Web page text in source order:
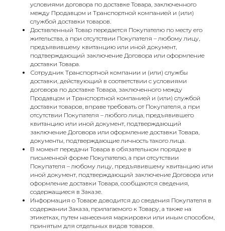
условиями договора по доставке Товара, заключенного
между Продавцом и Транспортной компанией и (или)
службой доставки товаров.
Доставленный Товар передается Покупателю по месту его
жительства, а при отсутствии Покупателя – любому лицу,
предъявившему квитанцию или иной документ,
подтверждающий заключение Договора или оформление
доставки Товара.
Сотрудник Транспортной компании и (или) службы
доставки, действующий в соответствии с условиями
договора по доставке Товара, заключенного между
Продавцом и Транспортной компанией и (или) службой
доставки товаров, вправе требовать от Покупателя, а при
отсутствии Покупателя – любого лица, предъявившего
квитанцию или иной документ, подтверждающий
заключение Договора или оформление доставки Товара,
документы, подтверждающие личность такого лица.
В момент передачи Товара в обязательном порядке в
письменной форме Покупателю, а при отсутствии
Покупателя – любому лицу, предъявившему квитанцию или
иной документ, подтверждающий заключение Договора или
оформление доставки Товара, сообщаются сведения,
содержащиеся в Заказе.
Информация о Товаре доводится до сведения Покупателя в
содержании Заказа, прилагаемого к Товару, а также на
этикетках, путем нанесения маркировки или иным способом,
принятым для отдельных видов товаров.